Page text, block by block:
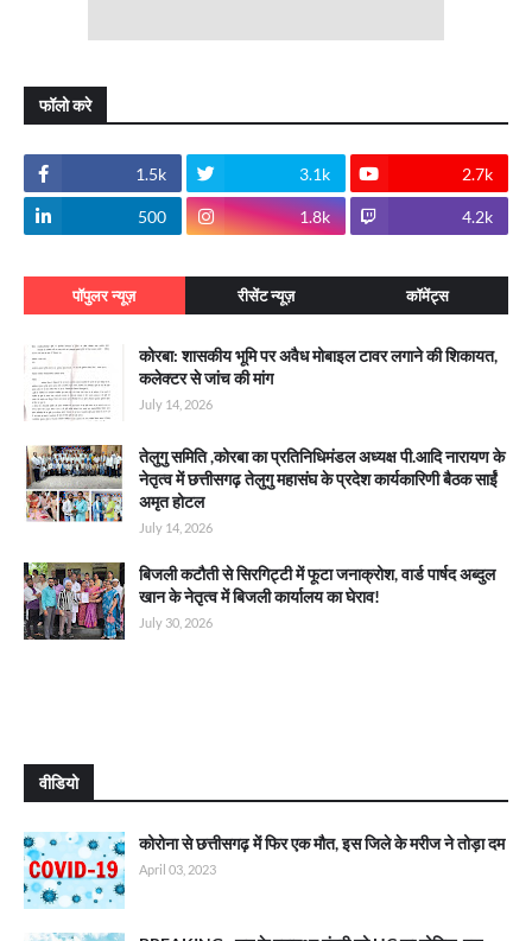
फॉलो करे
1.5k 3.1k 2.7k
500 1.8k 4.2k
पॉपुलर न्यूज़ रीसेंट न्यूज़ कॉमेंट्स
कोरबा: शासकीय भूमि पर अवैध मोबाइल टावर लगाने की शिकायत,
कलेक्टर से जांच की मांग
July 14, 2026
तेलुगु समिति ,कोरबा का प्रतिनिधिमंडल अध्यक्ष पी.आदि नारायण के
नेतृत्व में छत्तीसगढ़ तेलुगु महासंघ के प्रदेश कार्यकारिणी बैठक साईं
अमृत होटल
July 14, 2026
बिजली कटौती से सिरगिट्टी में फूटा जनाक्रोश, वार्ड पार्षद अब्दुल
खान के नेतृत्व में बिजली कार्यालय का घेराव!
July 30, 2026
वीडियो
कोरोना से छत्तीसगढ़ में फिर एक मौत, इस जिले के मरीज ने तोड़ा दम
April 03, 2023